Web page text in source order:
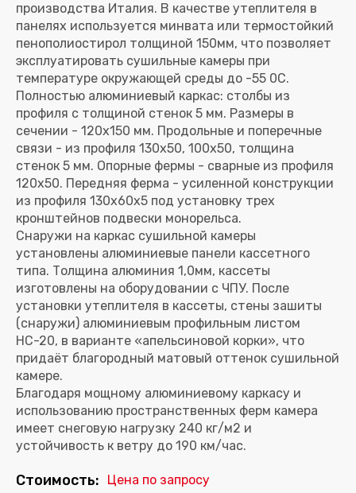
производства Италия. В качестве утеплителя в
панелях используется минвата или термостойкий
пенополиостирол толщиной 150мм, что позволяет
эксплуатировать сушильные камеры при
температуре окружающей среды до -55 0С.
Полностью алюминиевый каркас: столбы из
профиля с толщиной стенок 5 мм. Размеры в
сечении - 120х150 мм. Продольные и поперечные
связи - из профиля 130х50, 100х50, толщина
стенок 5 мм. Опорные фермы - сварные из профиля
120х50. Передняя ферма - усиленной конструкции
из профиля 130х60х5 под установку трех
кронштейнов подвески монорельса.
Снаружи на каркас сушильной камеры
установлены алюминиевые панели кассетного
типа. Толщина алюминия 1,0мм, кассеты
изготовлены на оборудовании с ЧПУ. После
установки утеплителя в кассеты, стены зашиты
(снаружи) алюминиевым профильным листом
НС-20, в варианте «апельсиновой корки», что
придаёт благородный матовый оттенок сушильной
камере.
Благодаря мощному алюминиевому каркасу и
использованию пространственных ферм камера
имеет снеговую нагрузку 240 кг/м2 и
устойчивость к ветру до 190 км/час.
Стоимость:
Цена по запросу